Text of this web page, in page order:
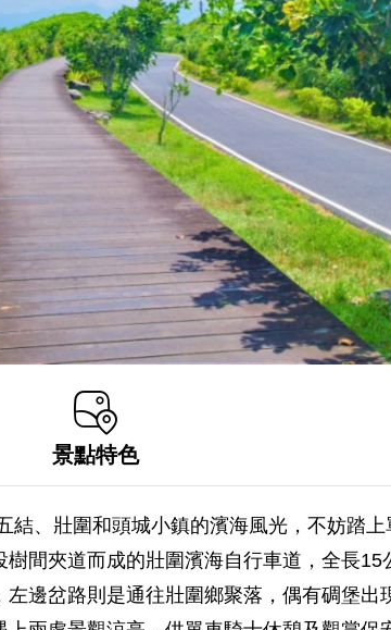
景點特色
結、壯圍和頭城小鎮的濱海風光，不妨踏
樹間夾道而成的壯圍濱海自行車道，全長
左邊岔路則是通往壯圍鄉聚落，偶有碉堡